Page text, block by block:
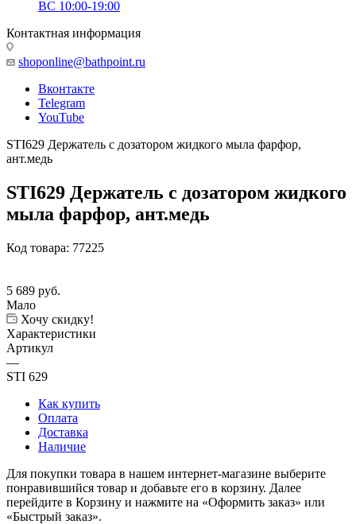
ВС 10:00-19:00
Контактная информация
shoponline@bathpoint.ru
Вконтакте
Telegram
YouTube
STI629 Держатель с дозатором жидкого мыла фарфор,
ант.медь
STI629 Держатель с дозатором жидкого
мыла фарфор, ант.медь
Код товара: 77225
5 689 руб.
Мало
Хочу скидку!
Характеристики
Артикул
—
STI 629
Как купить
Оплата
Доставка
Наличие
Для покупки товара в нашем интернет-магазине выберите
понравившийся товар и добавьте его в корзину. Далее
перейдите в Корзину и нажмите на «Оформить заказ» или
«Быстрый заказ».